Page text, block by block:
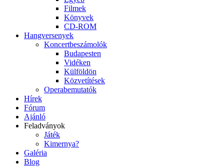
Filmek
Könyvek
CD-ROM
Hangversenyek
Koncertbeszámolók
Budapesten
Vidéken
Külföldön
Közvetítések
Operabemutatók
Hírek
Fórum
Ajánló
Feladványok
Játék
Kimernya?
Galéria
Blog